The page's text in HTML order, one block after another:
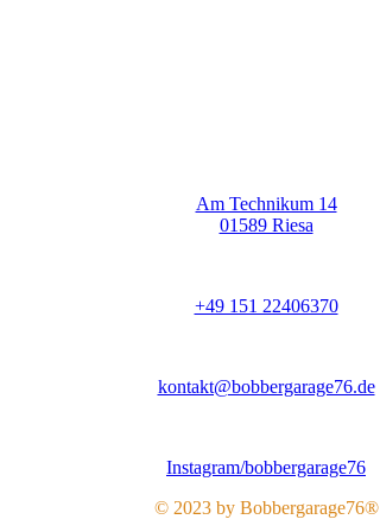
Am Technikum 14
01589 Riesa
+49 151 22406370
kontakt@bobbergarage76.de
Instagram/bobbergarage76
© 2023 by Bobbergarage76®